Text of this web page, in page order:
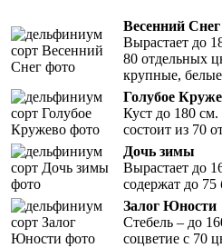
Весенний Снег
Вырастает до
80 отдельных
крупные,
Голубое
Куст до 180
состоит из 70
Дочь зимы
Вырастает до
содержат до
Залог Юности
Стебель – до
соцветие с 70